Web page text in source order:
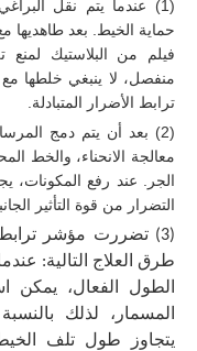
(1) عندما يتم نقل
حماية الخيط. بعد طاهديها
فيلم من البلاستيك
منفصل، لا ينبغي خلطها
ترابط الأضرار المتبادلة.
(2) بعد أن يتم دمج
معالجة الانحناء، والخط
الجر. عند رفع المكونات،
التضرار من قوة التأثير
(3) تضررت مؤشر
طرق العلاج التالية:
الطول الفعال،
المسمار، لذلك
يتجاوز طول تلف